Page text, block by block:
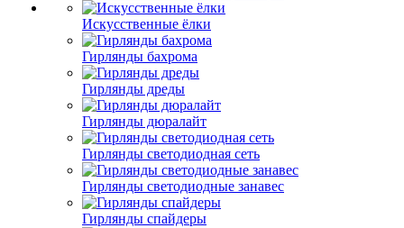
Искусственные ёлки
Гирлянды бахрома
Гирлянды дреды
Гирлянды дюралайт
Гирлянды светодиодная сеть
Гирлянды светодиодные занавес
Гирлянды спайдеры